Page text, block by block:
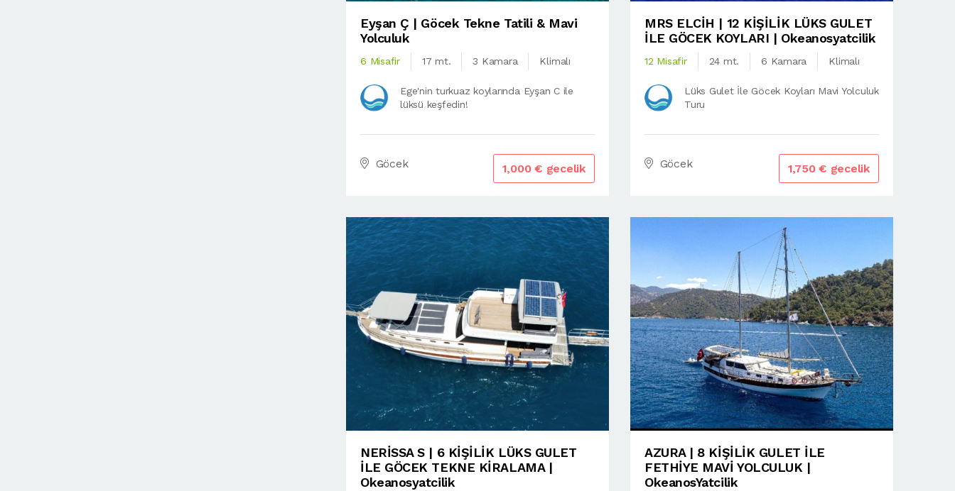
Eyşan Ç | Göcek Tekne Tatili & Mavi
Yolculuk
6 Misafir 17 mt. 3 Kamara Klimalı
Ege'nin turkuaz koylarında Eyşan C ile
lüksü keşfedin!
Göcek 1,000 € gecelik
MRS ELCİH | 12 KİŞİLİK LÜKS GULET
İLE GÖCEK KOYLARI | Okeanosyatcilik
12 Misafir 24 mt. 6 Kamara Klimalı
Lüks Gulet İle Göcek Koyları Mavi Yolculuk
Turu
Göcek 1,750 € gecelik
NERİSSA S | 6 KİŞİLİK LÜKS GULET
İLE GÖCEK TEKNE KİRALAMA |
Okeanosyatcilik
AZURA | 8 KİŞİLİK GULET İLE
FETHİYE MAVİ YOLCULUK |
OkeanosYatcilik